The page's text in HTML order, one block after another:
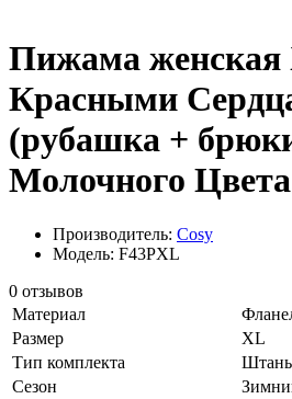
Пижама женская
Красными
(рубашка +
Молочного
Производитель: Cosy
Модель: F43PХL
0 отзывов
Материал
Размер
XL
Тип комплекта
Сезон